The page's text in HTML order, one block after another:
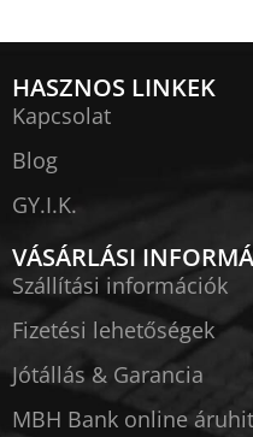
HASZNOS LINKEK
Kapcsolat
Blog
GY.I.K.
VÁSÁRLÁSI
Szállítási információk
Fizetési lehetőségek
Jótállás & Garancia
MBH Bank online